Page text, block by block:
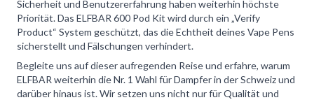
Sicherheit und Benutzererfahrung haben weiterhin höchste
Priorität. Das ELFBAR 600 Pod Kit wird durch ein „Verify
Product“ System geschützt, das die Echtheit deines Vape Pens
sicherstellt und Fälschungen verhindert.
Begleite uns auf dieser aufregenden Reise und erfahre, warum
ELFBAR weiterhin die Nr. 1 Wahl für Dampfer in der Schweiz und
darüber hinaus ist. Wir setzen uns nicht nur für Qualität und